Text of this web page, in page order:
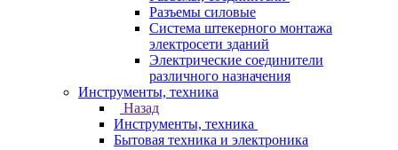
Разъемы силовые
Система штекерного монтажа
электросети зданий
Электрические соединители
различного назначения
Инструменты, техника
Назад
Инструменты, техника
Бытовая техника и электроника